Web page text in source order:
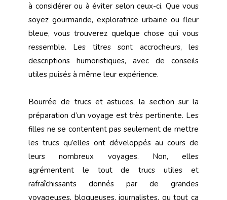
à considérer ou à éviter selon ceux-ci. Que vous
soyez gourmande, exploratrice urbaine ou fleur
bleue, vous trouverez quelque chose qui vous
ressemble. Les titres sont accrocheurs, les
descriptions humoristiques, avec de conseils
utiles puisés à même leur expérience.
Bourrée de trucs et astuces, la section sur la
préparation d’un voyage est très pertinente. Les
filles ne se contentent pas seulement de mettre
les trucs qu’elles ont développés au cours de
leurs nombreux voyages. Non, elles
agrémentent le tout de trucs utiles et
rafraîchissants donnés par de grandes
voyageuses, blogueuses, journalistes, ou tout ça